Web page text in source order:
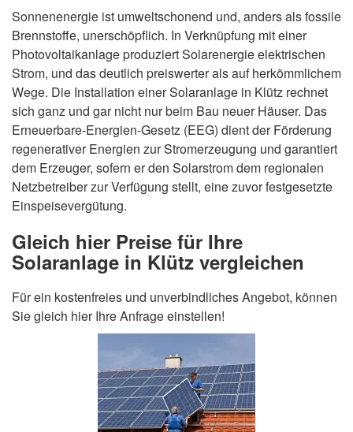
Sonnenenergie ist umweltschonend und, anders als fossile
Brennstoffe, unerschöpflich. In Verknüpfung mit einer
Photovoltaikanlage produziert Solarenergie elektrischen
Strom, und das deutlich preiswerter als auf herkömmlichem
Wege. Die Installation einer Solaranlage in Klütz rechnet
sich ganz und gar nicht nur beim Bau neuer Häuser. Das
Erneuerbare-Energien-Gesetz (EEG) dient der Förderung
regenerativer Energien zur Stromerzeugung und garantiert
dem Erzeuger, sofern er den Solarstrom dem regionalen
Netzbetreiber zur Verfügung stellt, eine zuvor festgesetzte
Einspeisevergütung.
Gleich hier Preise für Ihre
Solaranlage in Klütz vergleichen
Für ein kostenfreies und unverbindliches Angebot, können
Sie gleich hier Ihre Anfrage einstellen!